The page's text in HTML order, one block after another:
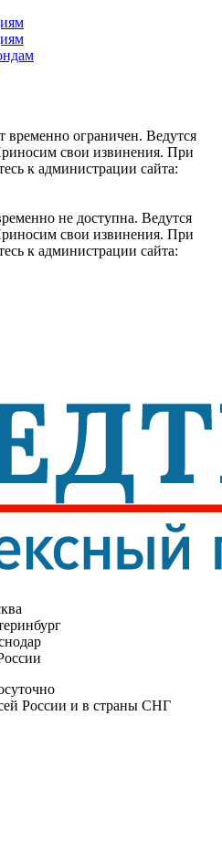
временно ограничен. Ведутся
свои извинения. При
к администрации сайта:
не доступна. Ведутся
свои извинения. При
к администрации сайта:
России и в страны СНГ